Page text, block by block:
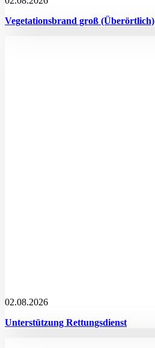
Vegetationsbrand groß (Überörtlich)
02.08.2026
Unterstützung Rettungsdienst